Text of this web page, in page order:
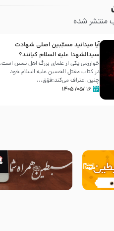
منتشر شده
آیا میدانید مسبّبین اصلی شهادت
سیدالشهدا علیه ‌السلام کیانند؟
خوارزمی یکی از علمای بزرگ اهل تسنن است،
در کتاب مقتل الحسین علیه ‌السلام خود
چنین اعتراف می‌کند:فوَق...
۱۶ /۰۵/ ۱۴۰۵